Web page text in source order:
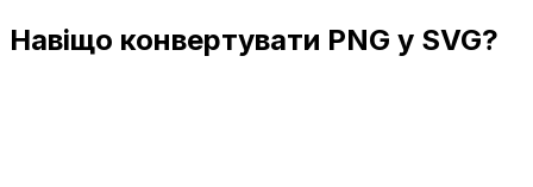
Навіщо конвертувати PNG у SVG?